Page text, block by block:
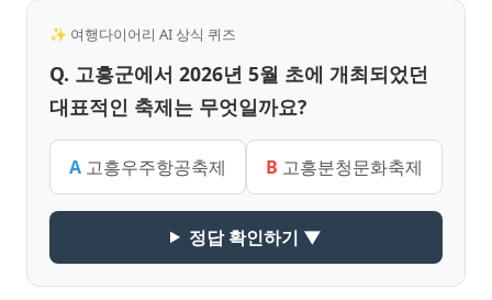
✨ 여행다이어리 AI 상식 퀴즈
Q. 고흥군에서 2026년 5월 초에 개최되었던
대표적인 축제는 무엇일까요?
A 고흥우주항공축제 B 고흥분청문화축제
정답 확인하기 ▼